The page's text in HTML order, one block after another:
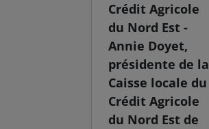
Crédit Agricole
du Nord Est -
Annie Doyet,
présidente de la
Caisse locale du
Crédit Agricole
du Nord Est de